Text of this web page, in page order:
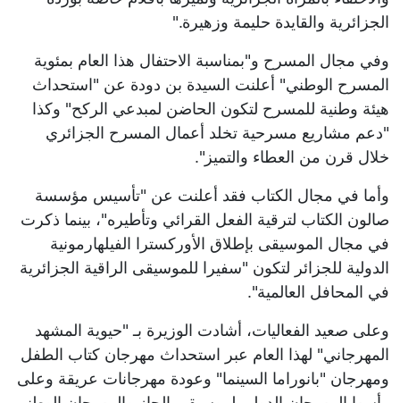
الجزائرية والقايدة حليمة وزهيرة."
وفي مجال المسرح و"بمناسبة الاحتفال هذا العام بمئوية
المسرح الوطني" أعلنت السيدة بن دودة عن "استحداث
هيئة وطنية للمسرح لتكون الحاضن لمبدعي الركح" وكذا
"دعم مشاريع مسرحية تخلد أعمال المسرح الجزائري
خلال قرن من العطاء والتميز".
وأما في مجال الكتاب فقد أعلنت عن "تأسيس مؤسسة
صالون الكتاب لترقية الفعل القرائي وتأطيره"، بينما ذكرت
في مجال الموسيقى بإطلاق الأوركسترا الفيلهارمونية
الدولية للجزائر لتكون "سفيرا للموسيقى الراقية الجزائرية
في المحافل العالمية".
وعلى صعيد الفعاليات، أشادت الوزيرة بـ "حيوية المشهد
المهرجاني" لهذا العام عبر استحداث مهرجان كتاب الطفل
ومهرجان "بانوراما السينما" وعودة مهرجانات عريقة وعلى